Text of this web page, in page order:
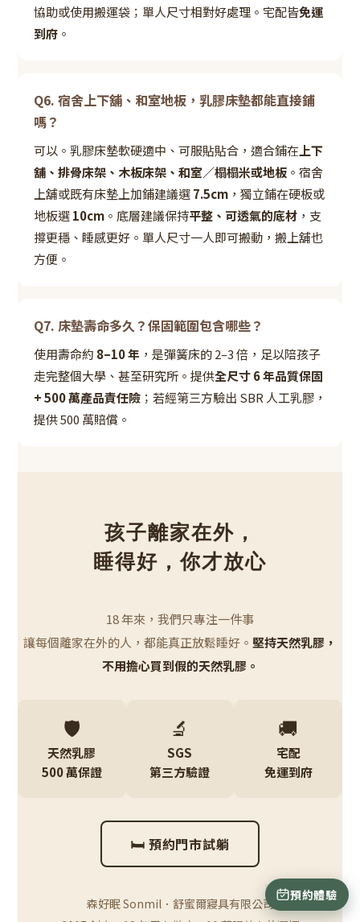
協助或使用搬運袋；單人尺寸相對好處理。宅配皆免運
到府 。
Q6. 宿舍上下舖、和室地板，乳膠床墊都能直接鋪
嗎？
可以。乳膠床墊軟硬適中、可服貼貼合，適合鋪在上下
舖、排骨床架、木板床架、和室／榻榻米或地板 。宿舍
上舖或既有床墊上加鋪建議選7.5cm ，獨立鋪在硬板或
地板選10cm 。底層建議保持平整、可透氣的底材 ，支
撐更穩、睡感更好。單人尺寸一人即可搬動，搬上舖也
方便。
Q7. 床墊壽命多久？保固範圍包含哪些？
使用壽命約 8–10 年 ，是彈簧床的 2–3 倍，足以陪孩子
走完整個大學、甚至研究所。提供全尺寸 6 年品質保固
+ 500 萬產品責任險 ；若經第三方驗出 SBR 人工乳膠，
提供 500 萬賠償。
孩子離家在外，
睡得好，你才放心
18 年來，我們只專注一件事
讓每個離家在外的人，都能真正放鬆睡好。 堅持天然乳膠，
不用擔心買到假的天然乳膠。
🛡️
天然乳膠
500 萬保證
🔬
SGS
第三方驗證
🚚
宅配
免運到府
🛏 預約門市試躺
森好眠 Sonmil．舒蜜爾寢具有限公司立即購買
預約體驗